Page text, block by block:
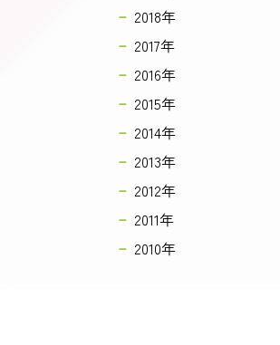
2018年
2017年
2016年
2015年
2014年
2013年
2012年
2011年
2010年